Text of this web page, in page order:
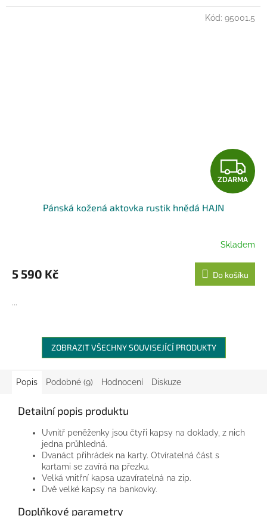
Z
D
R
M
A
ZDARMA
Pánská kožená aktovka rustik hnědá HAJN
Skladem
5 590 Kč Do košíku
...
Kód: 95001.5
ZOBRAZIT VŠECHNY SOUVISEJÍCÍ PRODUKTY
Popis Podobné (9) Hodnocení Diskuze
Detailní popis produktu
Uvnitř peněženky jsou čtyři kapsy na doklady, z nich
jedna průhledná.
Dvanáct přihrádek na karty. Otvíratelná část s
kartami se zavírá na přezku.
Velká vnitřní kapsa uzavíratelná na zip.
Dvě velké kapsy na bankovky.
Doplňkové parametry